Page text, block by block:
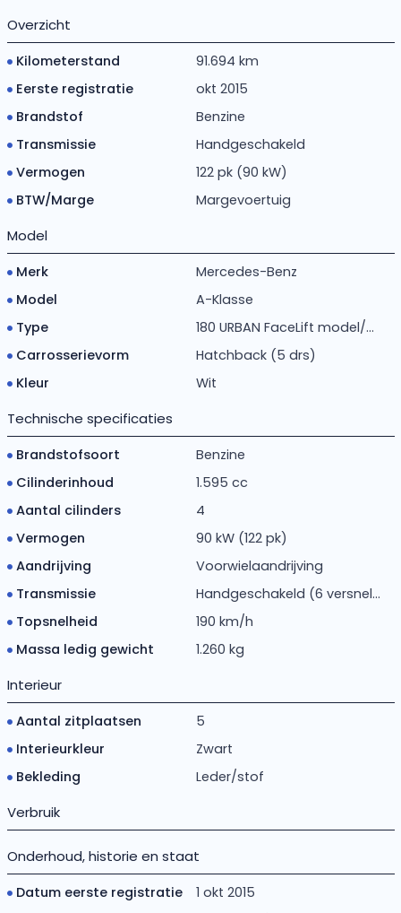
Overzicht
Kilometerstand
91.694 km
Eerste registratie
okt 2015
Brandstof
Benzine
Transmissie
Handgeschakeld
Vermogen
122 pk (90 kW)
BTW/Marge
Margevoertuig
Model
Merk
Mercedes-Benz
Model
A-Klasse
Type
180 URBAN FaceLift model/...
Carrosserievorm
Hatchback (5 drs)
Kleur
Wit
Technische specificaties
Brandstofsoort
Benzine
Cilinderinhoud
1.595 cc
Aantal cilinders
4
Vermogen
90 kW (122 pk)
Aandrijving
Voorwielaandrijving
Transmissie
Handgeschakeld (6 versnel...
Topsnelheid
190 km/h
Massa ledig gewicht
1.260 kg
Interieur
Aantal zitplaatsen
5
Interieurkleur
Zwart
Bekleding
Leder/stof
Verbruik
Onderhoud, historie en staat
Datum eerste registratie
1 okt 2015